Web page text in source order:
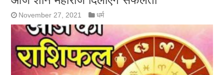
November 27, 2021 धर्म